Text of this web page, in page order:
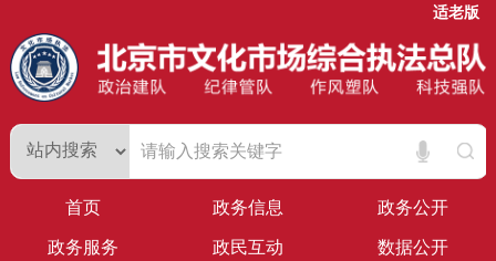
适老版
首页 政务信息 政务公开
政务服务 政民互动 数据公开